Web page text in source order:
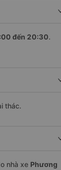
đến 20:30.
thác.
nhà xe Phương